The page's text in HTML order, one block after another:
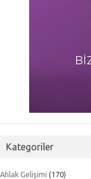
Kategoriler
Ahlak Gelişimi (170)